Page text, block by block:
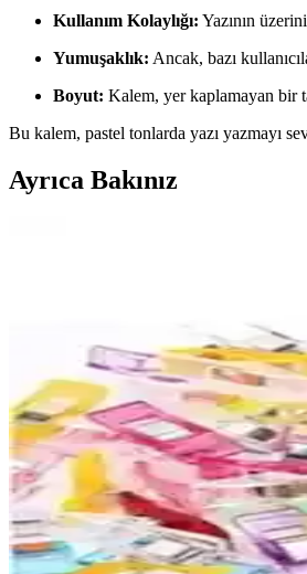
Kullanım Kolaylığı: Yazının
Yumuşaklık: Ancak, bazı
Boyut: Kalem, yer kaplamayan bir
Bu kalem, pastel tonlarda yazı yazmayı
Ayrıca Bakınız
Palmiye Hobi Sanat Kırtasiye
Palmiye Hobi Sanat kırtasiye'nin Kayık
keşfedin.
Adel Sakura ve NaSaDAN Pati
Adel Sakura ve NaSaDAN Pati Silgi'nin
Palmiye Hobi Sanat ve
İki farklı sayılarla boyama seti olan